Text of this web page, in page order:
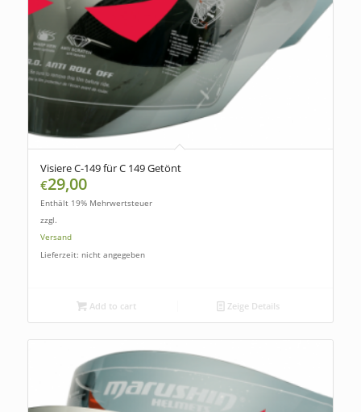
Visiere C-149 für C 149 Getönt
€29,00
Enthält 19% Mehrwertsteuer
zzgl.
Versand
Lieferzeit: nicht angegeben
Add to cart Zeige Details